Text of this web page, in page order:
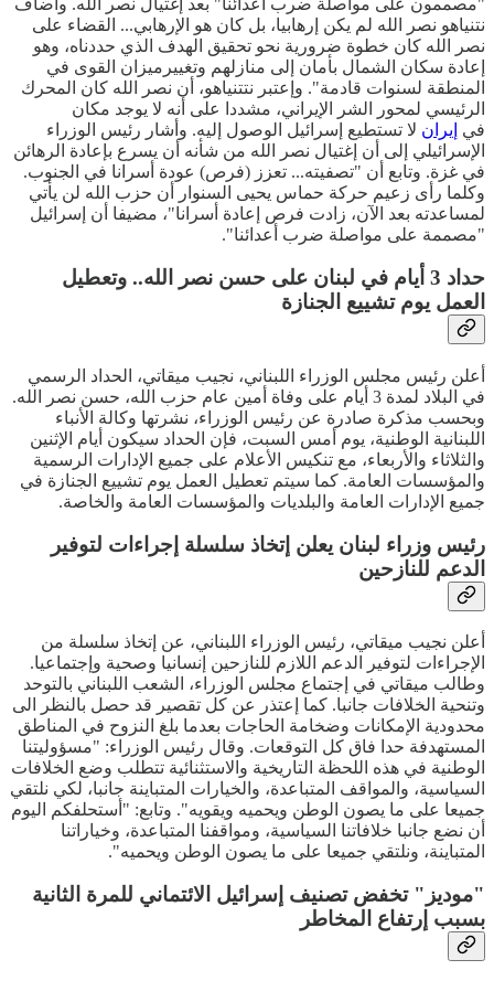
"مصممون على مواصلة ضرب أعدائنا" بعد إغتيال نصر الله. وأضاف
نتنياهو نصر الله لم يكن إرهابيا، بل كان هو الإرهابي... القضاء على
نصر الله كان خطوة ضرورية نحو تحقيق الهدف الذي حددناه، وهو
إعادة سكان الشمال بأمان إلى منازلهم وتغييرميزان القوى في
المنطقة لسنوات قادمة". وإعتبر نتتنياهو، أن نصر الله كان المحرك
الرئيسي لمحور الشر الإيراني، مشددا على أنه لا يوجد مكان
في إيران لا تستطيع إسرائيل الوصول إليه. وأشار رئيس الوزراء
الإسرائيلي إلى أن إغتيال نصر الله من شأنه أن يسرع بإعادة الرهائن
في غزة. وتابع أن "تصفيته... تعزز (فرص) عودة أسرانا في الجنوب.
وكلما رأى زعيم حركة حماس يحيى السنوار أن حزب الله لن يأتي
لمساعدته بعد الآن، زادت فرص إعادة أسرانا"، مضيفا أن إسرائيل
"مصممة على مواصلة ضرب أعدائنا".
حداد 3 أيام في لبنان على حسن نصر الله.. وتعطيل
العمل يوم تشييع الجنازة
أعلن رئيس مجلس الوزراء اللبناني، نجيب ميقاتي، الحداد الرسمي
في البلاد لمدة 3 أيام على وفاة أمين عام حزب الله، حسن نصر الله.
وبحسب مذكرة صادرة عن رئيس الوزراء، نشرتها وكالة الأنباء
اللبنانية الوطنية، يوم أمس السبت، فإن الحداد سيكون أيام الإثنين
والثلاثاء والأربعاء، مع تنكيس الأعلام على جميع الإدارات الرسمية
والمؤسسات العامة. كما سيتم تعطيل العمل يوم تشييع الجنازة في
جميع الإدارات العامة والبلديات والمؤسسات العامة والخاصة.
رئيس وزراء لبنان يعلن إتخاذ سلسلة إجراءات لتوفير
الدعم للنازحين
أعلن نجيب ميقاتي، رئيس الوزراء اللبناني، عن إتخاذ سلسلة من
الإجراءات لتوفير الدعم اللازم للنازحين إنسانيا وصحية وإجتماعيا.
وطالب ميقاتي في إجتماع مجلس الوزراء، الشعب اللبناني بالتوحد
وتنحية الخلافات جانبا. كما إعتذر عن كل تقصير قد حصل بالنظر الى
محدودية الإمكانات وضخامة الحاجات بعدما بلغ النزوح في المناطق
المستهدفة حدا فاق كل التوقعات. وقال رئيس الوزراء: "مسؤوليتنا
الوطنية في هذه اللحظة التاريخية والاستثنائية تتطلب وضع الخلافات
السياسية، والمواقف المتباعدة، والخيارات المتباينة جانبا، لكي نلتقي
جميعا على ما يصون الوطن ويحميه ويقويه". وتابع: "أستحلفكم اليوم
أن نضع جانبا خلافاتنا السياسية، ومواقفنا المتباعدة، وخياراتنا
المتباينة، ونلتقي جميعا على ما يصون الوطن ويحميه".
"موديز" تخفض تصنيف إسرائيل الائتماني للمرة الثانية
بسبب إرتفاع المخاطر